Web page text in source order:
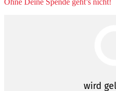
Ohne Deine Spende geht’s nicht!